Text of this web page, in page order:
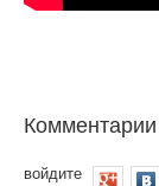
Комментарии
войдите